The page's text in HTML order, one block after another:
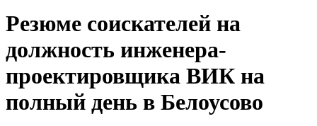
Резюме соискателей на
должность инженера-
проектировщика ВИК на
полный день в Белоусово